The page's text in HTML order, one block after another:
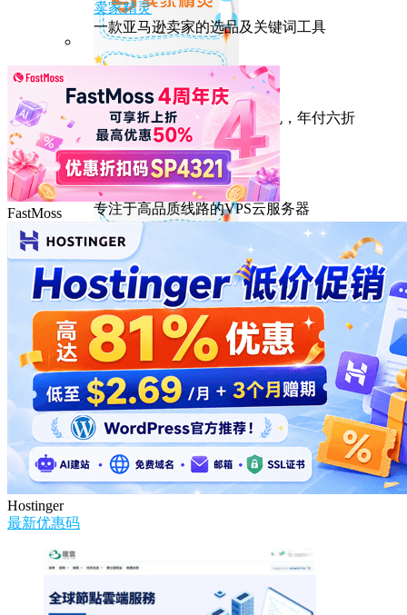
卖家精灵
一款亚马逊卖家的选品及关键词工具
HostEase
性能出众的高性价比美国主机，年付六折
DMIT
专注于高品质线路的VPS云服务器
FastMoss
Hostinger
最新优惠码